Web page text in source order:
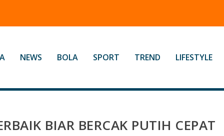
NEWS BOLA SPORT TREND LIFESTYLE
BIAR BERCAK PUTIH CEPAT